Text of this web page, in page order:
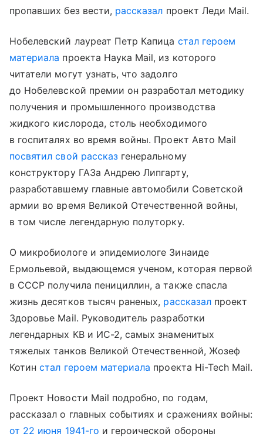
пропавших без вести, рассказал проект Леди Mail.
Нобелевский лауреат Петр Капица стал героем
материала проекта Наука Mail, из которого
читатели могут узнать, что задолго
до Нобелевской премии он разработал методику
получения и промышленного производства
жидкого кислорода, столь необходимого
в госпиталях во время войны. Проект Авто Mail
посвятил свой рассказ генеральному
конструктору ГАЗа Андрею Липгарту,
разработавшему главные автомобили Советской
армии во время Великой Отечественной войны,
в том числе легендарную полуторку.
О микробиологе и эпидемиологе Зинаиде
Ермольевой, выдающемся ученом, которая первой
в СССР получила пенициллин, а также спасла
жизнь десятков тысяч раненых, рассказалпроект
Здоровье Mail. Руководитель разработки
легендарных КВ и ИС-2, самых знаменитых
тяжелых танков Великой Отечественной, Жозеф
Котин стал героем материала проекта Hi-Tech Mail.
Проект Новости Mail подробно, по годам,
рассказал о главных событиях и сражениях войны:
от 22 июня 1941-го и героической обороны